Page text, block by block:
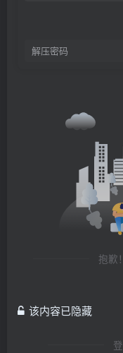
解压密码
抱歉
该内容已隐藏